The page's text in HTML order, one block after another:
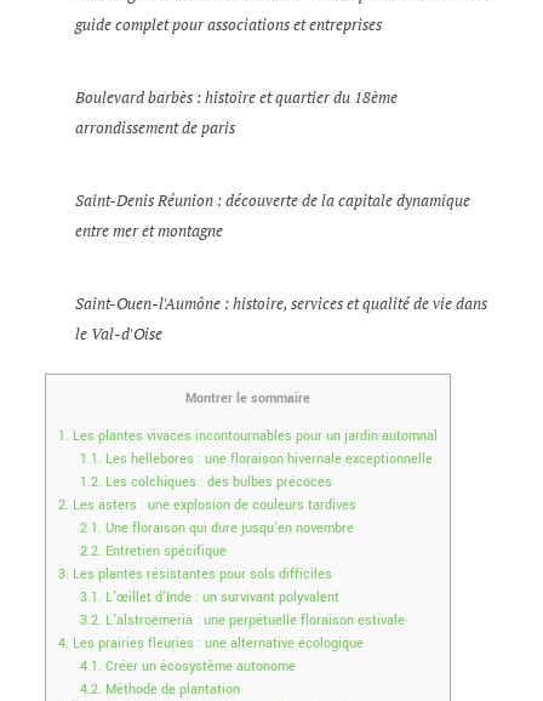
guide complet pour associations et entreprises
Boulevard barbès : histoire et quartier du 18ème
arrondissement de paris
Saint-Denis Réunion : découverte de la capitale dynamique
entre mer et montagne
Saint-Ouen-l'Aumône : histoire, services et qualité de vie dans
le Val-d'Oise
Montrer le sommaire
1. Les plantes vivaces incontournables pour un jardin automnal
1.1. Les hellebores : une floraison hivernale exceptionnelle
1.2. Les colchiques : des bulbes précoces
2. Les asters : une explosion de couleurs tardives
2.1. Une floraison qui dure jusqu’en novembre
2.2. Entretien spécifique
3. Les plantes résistantes pour sols difficiles
3.1. L’œillet d’Inde : un survivant polyvalent
3.2. L’alstroemeria : une perpétuelle floraison estivale
4. Les prairies fleuries : une alternative écologique
4.1. Créer un écosystème autonome
4.2. Méthode de plantation